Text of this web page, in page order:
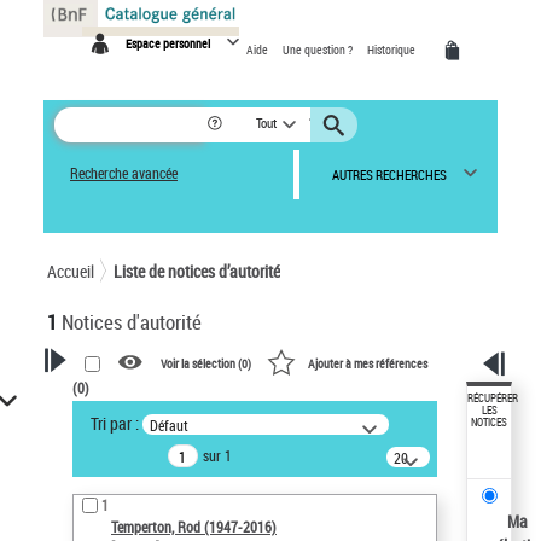
Espace personnel Aide Une question ? Historique
Tout
Recherche avancée AUTRES RECHERCHES
Accueil Liste de notices d’autorité
1 Notices d'autorité
VOTRE RECHERCHE
Recherche avancée dans les
notices d’autorité
Œuvres liées à l'auteur :
Temperton, Rod (1947-2016)
Voir la sélection (0) Ajouter à mes références
(0)
Tri par : Défaut
sur 1
20
résultats/page
1
Temperton, Rod (1947-2016)
RÉCUPÉRER
LES
NOTICES
Ma
Panneau de gestion des cookies